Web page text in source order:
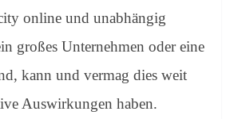
online und unabhängig
großes Unternehmen oder eine
kann und vermag dies weit
Auswirkungen haben.